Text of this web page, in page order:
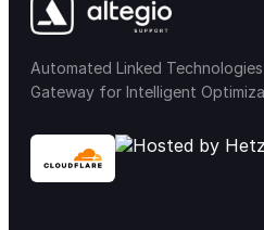
Automated Linked
Gateway for Intelligent